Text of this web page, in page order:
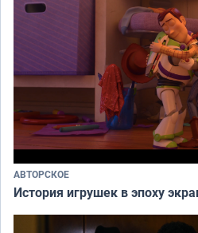
АВТОРСКОЕ
История игрушек в эпоху